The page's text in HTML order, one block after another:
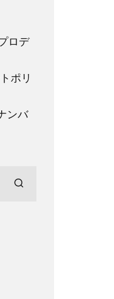
ロデ
ポリ
ンバ